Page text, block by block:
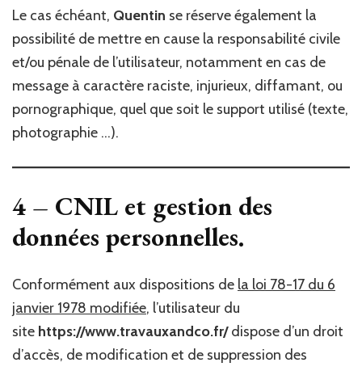
Le cas échéant, Quentin se réserve également la
possibilité de mettre en cause la responsabilité civile
et/ou pénale de l’utilisateur, notamment en cas de
message à caractère raciste, injurieux, diffamant, ou
pornographique, quel que soit le support utilisé (texte,
photographie …).
4 – CNIL et gestion des
données personnelles.
Conformément aux dispositions de la loi 78-17 du 6
janvier 1978 modifiée, l’utilisateur du
site https://www.travauxandco.fr/dispose d’un droit
d’accès, de modification et de suppression des